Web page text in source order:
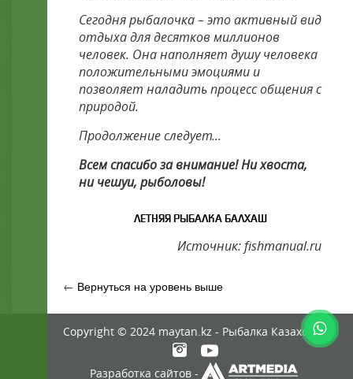
Сегодня рыбалочка – это активный вид
отдыха для десятков миллионов
человек. Она наполняет душу человека
положительными эмоциями и
позволяет наладить процесс общения с
природой.
Продолжение следует...
Всем спасибо за внимание! Ни хвоста,
ни чешуи, рыболовы!
ЛЕТНЯЯ РЫБАЛКА БАЛХАШ
Источник: fishmanual.ru
← Вернуться на уровень выше
Copyright © 2024 maytan.kz - Рыбалка Казахстан
Разработка сайтов -